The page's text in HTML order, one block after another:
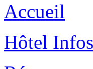
Accueil
Hôtel Infos